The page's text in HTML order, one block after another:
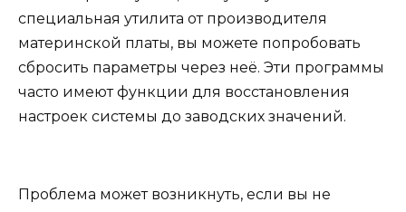
специальная утилита от производителя
материнской платы, вы можете попробовать
сбросить параметры через неё. Эти программы
часто имеют функции для восстановления
настроек системы до заводских значений.
Проблема может возникнуть, если вы не